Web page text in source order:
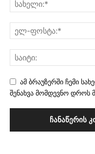
ამ ბრაუზერში ჩემი
შენახვა მომდევნო დროს